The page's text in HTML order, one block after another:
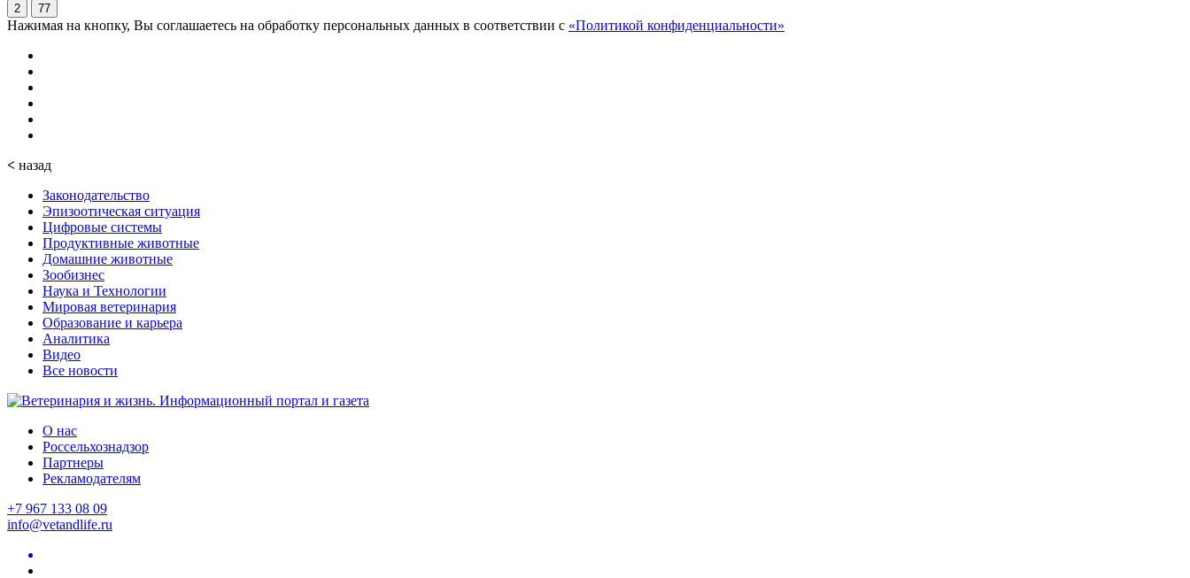
2 77
Нажимая на кнопку, Вы соглашаетесь на обработку персональных данных в соответствии с «Политикой конфиденциальности»
< назад
Законодательство
Эпизоотическая ситуация
Цифровые системы
Продуктивные животные
Домашние животные
Зообизнес
Наука и Технологии
Мировая ветеринария
Образование и карьера
Аналитика
Видео
Все новости
О нас
Россельхознадзор
Партнеры
Рекламодателям
+7 967 133 08 09
info@vetandlife.ru